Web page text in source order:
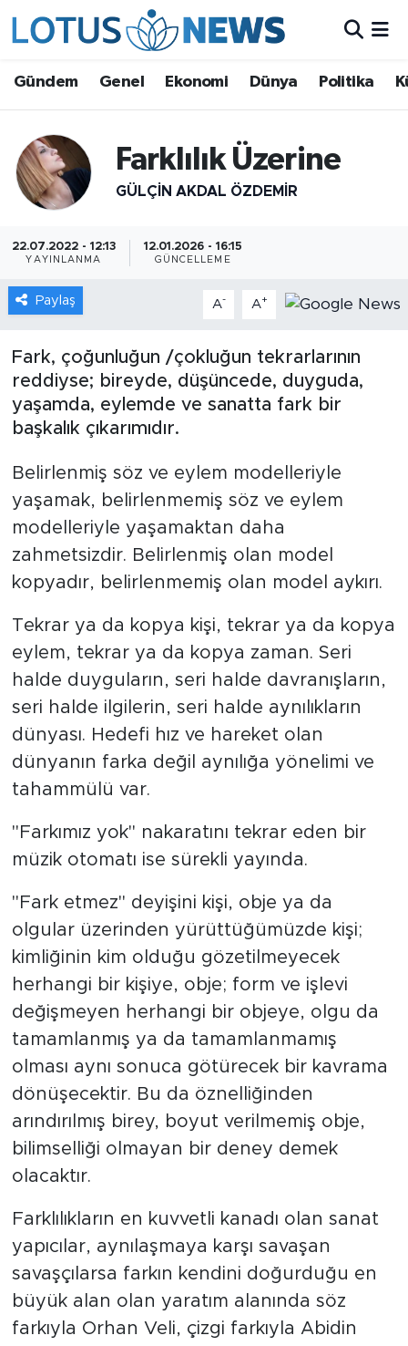
Gündem Genel Ekonomi Dünya Politika
Farklılık Üzerine
GÜLÇIN AKDAL ÖZDEMİR
22.07.2022 - 12:13
YAYINLANMA
12.01.2026 - 16:15
GÜNCELLEME
Paylaş A- A+
Fark, çoğunluğun /çokluğun tekrarlarının
reddiyse; bireyde, düşüncede, duyguda,
yaşamda, eylemde ve sanatta fark bir
başkalık çıkarımıdır.
Belirlenmiş söz ve eylem modelleriyle
yaşamak, belirlenmemiş söz ve eylem
modelleriyle yaşamaktan daha
zahmetsizdir. Belirlenmiş olan model
kopyadır, belirlenmemiş olan model aykırı.
Tekrar ya da kopya kişi, tekrar ya da kopya
eylem, tekrar ya da kopya zaman. Seri
halde duyguların, seri halde davranışların,
seri halde ilgilerin, seri halde aynılıkların
dünyası. Hedefi hız ve hareket olan
dünyanın farka değil aynılığa yönelimi ve
tahammülü var.
"Farkımız yok" nakaratını tekrar eden bir
müzik otomatı ise sürekli yayında.
"Fark etmez" deyişini kişi, obje ya da
olgular üzerinden yürüttüğümüzde kişi;
kimliğinin kim olduğu gözetilmeyecek
herhangi bir kişiye, obje; form ve işlevi
değişmeyen herhangi bir objeye, olgu da
tamamlanmış ya da tamamlanmamış
olması aynı sonuca götürecek bir kavrama
dönüşecektir. Bu da öznelliğinden
arındırılmış birey, boyut verilmemiş obje,
bilimselliği olmayan bir deney demek
olacaktır.
Farklılıkların en kuvvetli kanadı olan sanat
yapıcılar, aynılaşmaya karşı savaşan
savaşçılarsa farkın kendini doğurduğu en
büyük alan olan yaratım alanında söz
farkıyla Orhan Veli, çizgi farkıyla Abidin
Ekonomi
Dünya
Politika
Kültür - Sanat ve Tarih
Yaşam
Bilim ve Teknoloji
Çin Fuarları
Gündem
Sağlık
Foto Haber
Xinhua
Xinhua Türkiye
Seyahat